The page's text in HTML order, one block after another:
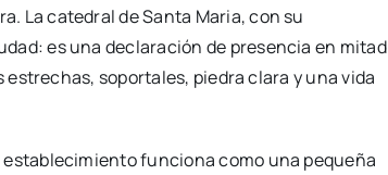
La catedral de Santa Maria, con su
es una declaración de presencia en mitad
soportales, piedra clara y una vida
establecimiento funciona como una pequeña